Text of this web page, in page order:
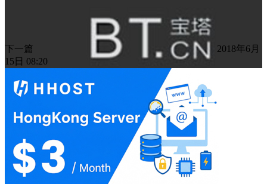
下一篇
2018年6月
15日 08:20